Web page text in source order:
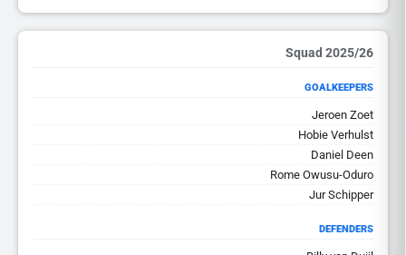
2025/26 Squad
GOALKEEPERS
Jeroen Zoet
Hobie Verhulst
Daniel Deen
Rome Owusu-Oduro
Jur Schipper
DEFENDERS